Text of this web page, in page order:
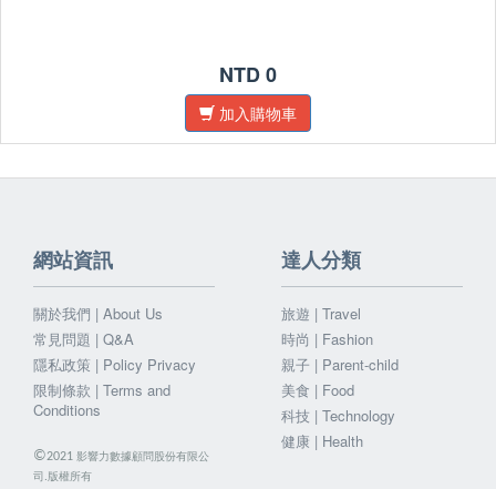
NTD 0
加入購物車
網站資訊
關於我們 | About Us
常見問題 | Q&A
隱私政策 | Policy Privacy
限制條款 | Terms and
Conditions
©2021 影響力數據顧問股份有限公
司.版權所有
達人分類
旅遊 | Travel
時尚 | Fashion
親子 | Parent-child
美食 | Food
科技 | Technology
健康 | Health